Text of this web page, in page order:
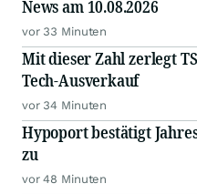
News am 10.08.2026
vor 33 Minuten
Mit dieser Zahl zerlegt
Tech-Ausverkauf
vor 34 Minuten
Hypoport bestätigt
zu
vor 48 Minuten